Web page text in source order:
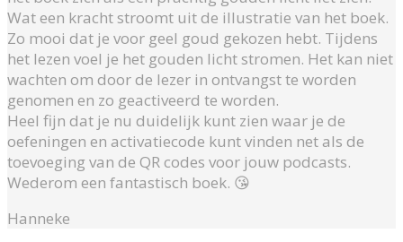
Wat een kracht stroomt uit de illustratie van het boek.
Zo mooi dat je voor geel goud gekozen hebt. Tijdens
het lezen voel je het gouden licht stromen. Het kan niet
wachten om door de lezer in ontvangst te worden
genomen en zo geactiveerd te worden.
Heel fijn dat je nu duidelijk kunt zien waar je de
oefeningen en activatiecode kunt vinden net als de
toevoeging van de QR codes voor jouw podcasts.
Wederom een fantastisch boek. 😘
Hanneke